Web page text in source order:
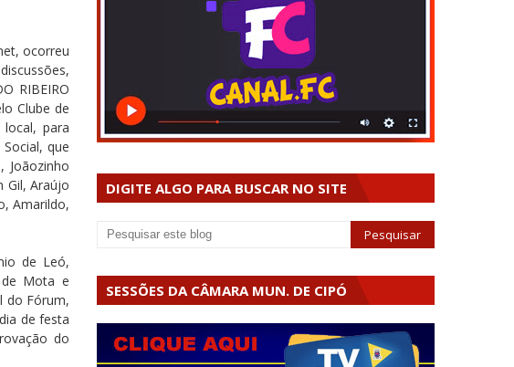
ocorreu
RIBEIRO
Clube de
para
que
Joãozinho
Gil, Araújo
Amarildo,
de Leó,
Mota e
do Fórum,
de festa
do
DIGITE ALGO PARA BUSCAR NO SITE
SESSÕES DA CÂMARA MUN. DE CIPÓ